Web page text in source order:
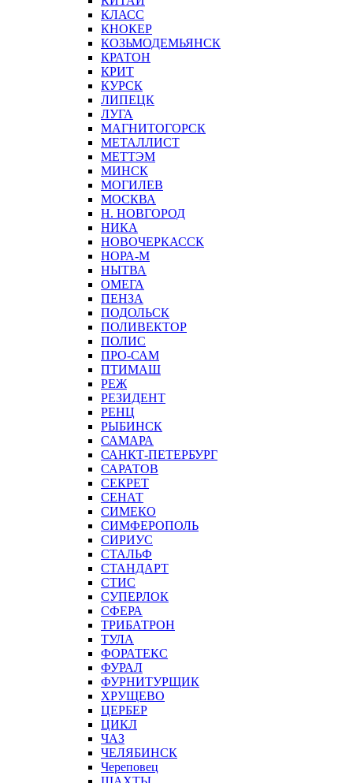
КЛАСС
КНОКЕР
КОЗЬМОДЕМЬЯНСК
КРАТОН
КРИТ
КУРСК
ЛИПЕЦК
ЛУГА
МАГНИТОГОРСК
МЕТАЛЛИСТ
МЕТТЭМ
МИНСК
МОГИЛЕВ
МОСКВА
Н. НОВГОРОД
НИКА
НОВОЧЕРКАССК
НОРА-М
НЫТВА
ОМЕГА
ПЕНЗА
ПОДОЛЬСК
ПОЛИВЕКТОР
ПОЛИС
ПРО-САМ
ПТИМАШ
РЕЖ
РЕЗИДЕНТ
РЕНЦ
РЫБИНСК
САМАРА
САНКТ-ПЕТЕРБУРГ
САРАТОВ
СЕКРЕТ
СЕНАТ
СИМЕКО
СИМФЕРОПОЛЬ
СИРИУС
СТАЛЬФ
СТАНДАРТ
СТИС
СУПЕРЛОК
СФЕРА
ТРИБАТРОН
ТУЛА
ФОРАТЕКС
ФУРАЛ
ФУРНИТУРЩИК
ХРУЩЕВО
ЦЕРБЕР
ЦИКЛ
ЧАЗ
ЧЕЛЯБИНСК
Череповец